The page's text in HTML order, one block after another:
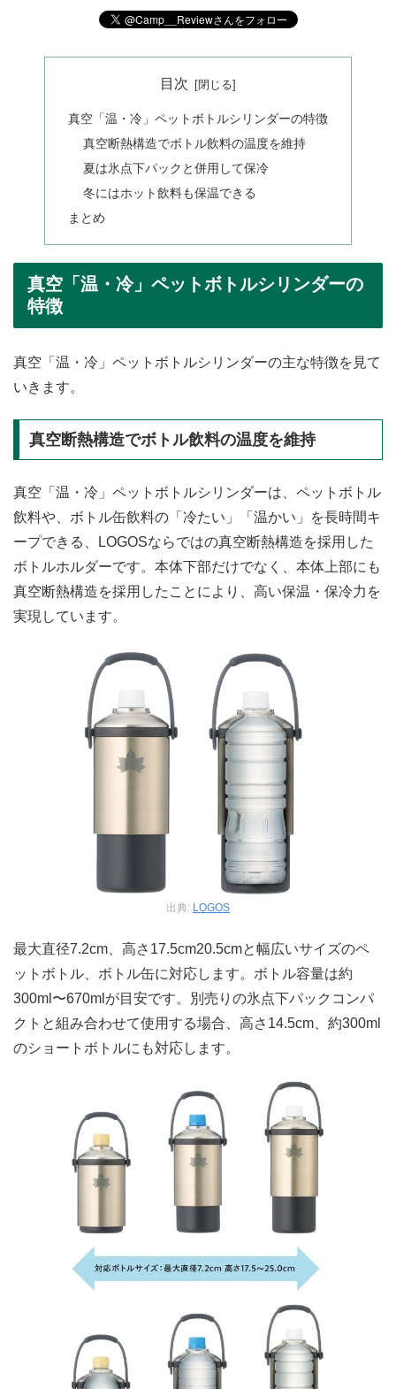
目次
真空「温・冷」ペットボトルシリンダーの特徴
真空断熱構造でボトル飲料の温度を維持
夏は氷点下パックと併用して保冷
冬にはホット飲料も保温できる
まとめ
真空「温・冷」ペットボトルシリンダーの
特徴
真空「温・冷」ペットボトルシリンダーの主な特徴を見て
いきます。
真空断熱構造でボトル飲料の温度を維持
真空「温・冷」ペットボトルシリンダーは、ペットボトル
飲料や、ボトル缶飲料の「冷たい」「温かい」を長時間キ
ープできる、LOGOSならではの真空断熱構造を採用した
ボトルホルダーです。本体下部だけでなく、本体上部にも
真空断熱構造を採用したことにより、高い保温・保冷力を
実現しています。
出典: LOGOS
最大直径7.2cm、高さ17.5cm20.5cmと幅広いサイズのペ
ットボトル、ボトル缶に対応します。ボトル容量は約
300ml〜670mlが目安です。別売りの氷点下パックコンパ
クトと組み合わせて使用する場合、高さ14.5cm、約300ml
のショートボトルにも対応します。